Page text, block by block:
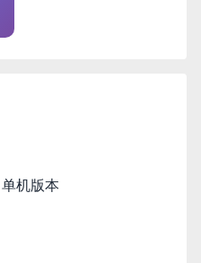
双影奇境/Split Fiction 单机版本